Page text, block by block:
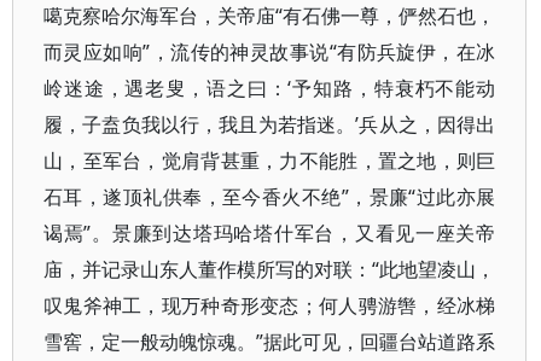
噶克察哈尔海军台，关帝庙“有石佛一尊，俨然石也，
而灵应如响”，流传的神灵故事说“有防兵旋伊，在冰
岭迷途，遇老叟，语之曰：‘予知路，特衰朽不能动
履，子盍负我以行，我且为若指迷。’兵从之，因得出
山，至军台，觉肩背甚重，力不能胜，置之地，则巨
石耳，遂顶礼供奉，至今香火不绝”，景廉“过此亦展
谒焉”。景廉到达塔玛哈塔什军台，又看见一座关帝
庙，并记录山东人董作模所写的对联：“此地望凌山，
叹鬼斧神工，现万种奇形变态；何人骋游辔，经冰梯
雪窖，定一般动魄惊魂。”据此可见，回疆台站道路系